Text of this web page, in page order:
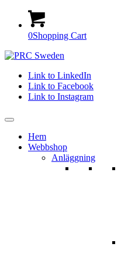
0Shopping Cart
Link to LinkedIn
Link to Facebook
Link to Instagram
Hem
Webbshop
Anläggning